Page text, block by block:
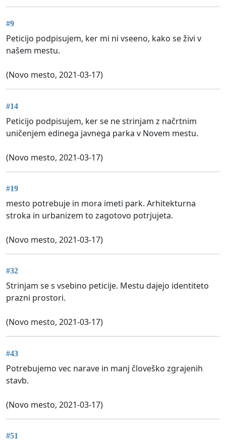
#9
Peticijo podpisujem, ker mi ni vseeno, kako se živi v
našem mestu.
(Novo mesto, 2021-03-17)
#14
Peticijo podpisujem, ker se ne strinjam z načrtnim
uničenjem edinega javnega parka v Novem mestu.
(Novo mesto, 2021-03-17)
#19
mesto potrebuje in mora imeti park. Arhitekturna
stroka in urbanizem to zagotovo potrjujeta.
(Novo mesto, 2021-03-17)
#32
Strinjam se s vsebino peticije. Mestu dajejo identiteto
prazni prostori.
(Novo mesto, 2021-03-17)
#43
Potrebujemo vec narave in manj človeško zgrajenih
stavb.
(Novo mesto, 2021-03-17)
#51